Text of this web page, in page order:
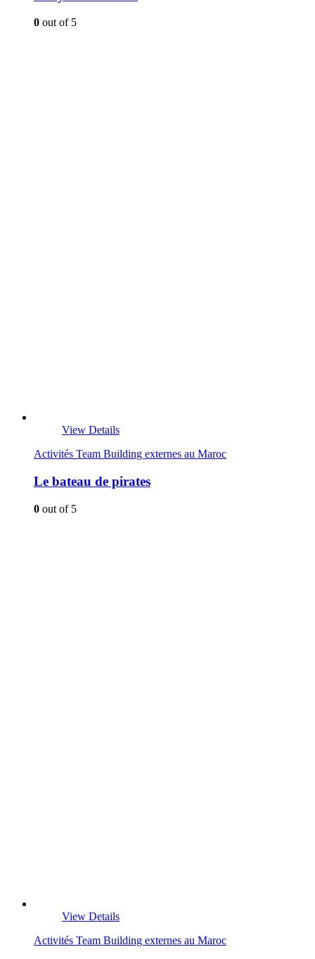
0 out of 5
View Details
Activités Team Building externes au Maroc
Le bateau de pirates
0 out of 5
View Details
Activités Team Building externes au Maroc